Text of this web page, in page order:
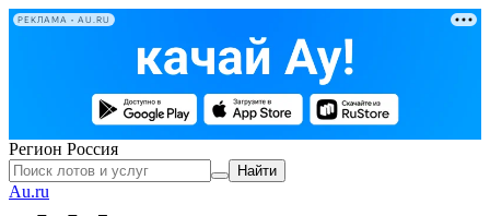
РЕКЛАМА • AU.RU
Регион Россия
Найти
Au.ru